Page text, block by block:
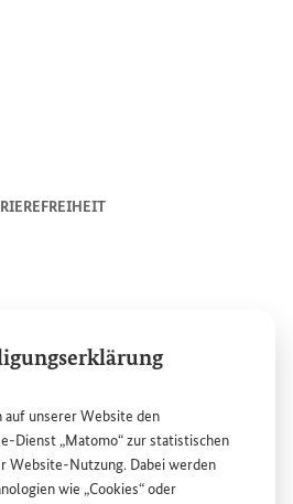
auf unsererWebsite den
Dienst „Matomo“ zur statistischen
Website-Nutzung. Dabei werden
wie „Cookies“ oder
Link Externer Link
Link
Externer Link
Seite, Externer Link